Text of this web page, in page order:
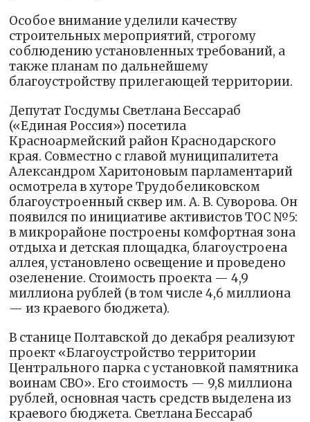
Особое внимание уделили качеству
строительных мероприятий, строгому
соблюдению установленных требований, а
также планам по дальнейшему
благоустройству прилегающей территории.
Депутат Госдумы Светлана Бессараб
(«Единая Россия») посетила
Красноармейский район Краснодарского
края. Совместно с главой муниципалитета
Александром Харитоновым парламентарий
осмотрела в хуторе Трудобеликовском
благоустроенный сквер им. А. В. Суворова. Он
появился по инициативе активистов ТОС №5:
в микрорайоне построены комфортная зона
отдыха и детская площадка, благоустроена
аллея, установлено освещение и проведено
озеленение. Стоимость проекта — 4,9
миллиона рублей (в том числе 4,6 миллиона
— из краевого бюджета).
В станице Полтавской до декабря реализуют
проект «Благоустройство территории
Центрального парка с установкой памятника
воинам СВО». Его стоимость — 9,8 миллиона
рублей, основная часть средств выделена из
краевого бюджета. Светлана Бессараб